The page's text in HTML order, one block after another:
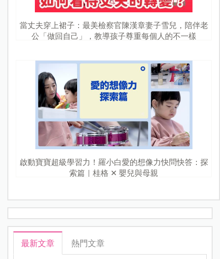
當丈夫穿上裙子：最美檢察官陳漢章妻子雪兒，陪伴老
公「做回自己」，教導孩子尊重每個人的不一樣
啟動寶寶超級學習力！羅小白愛的想像力快問快答：探
索篇｜桂格 ✕ 嬰兒與母親
最新文章 熱門文章